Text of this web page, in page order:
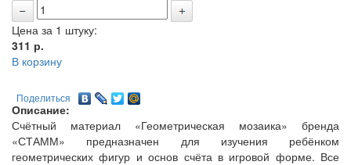
Цена за 1 штуку:
311 р.
В корзину
Поделиться
Описание:
Счётный материал «Геометрическая мозаика» бренда
«СТАММ» предназначен для изучения ребёнком
геометрических фигур и основ счёта в игровой форме. Все